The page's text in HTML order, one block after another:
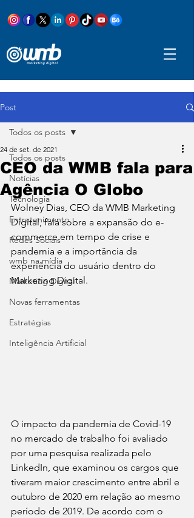
Post
Todos os posts
Notícias
Tecnologia
Entretenimento
Redes Sociais
wmb na mídia
Marketing Digital
Novas ferramentas
Estratégias
Inteligência Artificial
Todos os posts
CEO da WMB fala para
Agência O Globo
24 de set. de 2021
Wolney Dias, CEO da WMB Marketing
Digital, fala sobre a expansão do e-
commerce em tempo de crise e
pandemia e a importância da
experiência do usuário dentro do
Marketing Digital.
O impacto da pandemia de Covid-19
no mercado de trabalho foi avaliado
por uma pesquisa realizada pelo
LinkedIn, que examinou os cargos que
tiveram maior crescimento entre abril e
outubro de 2020 em relação ao mesmo
período de 2019. De acordo com o